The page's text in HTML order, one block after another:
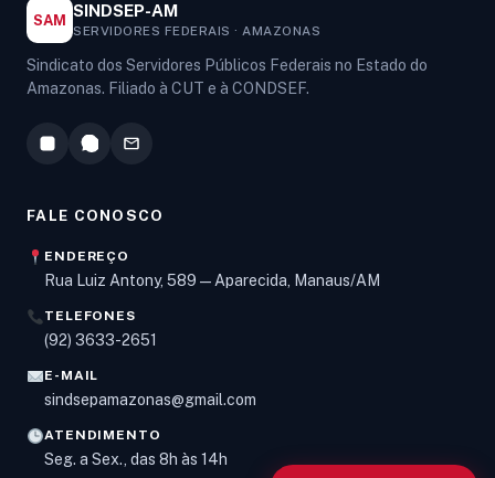
SAM SINDSEP-AM
SERVIDORES FEDERAIS · AMAZONAS
Sindicato dos Servidores Públicos Federais no Estado do
Amazonas. Filiado à CUT e à CONDSEF.
FALE CONOSCO
ENDEREÇO
Rua Luiz Antony, 589 — Aparecida, Manaus/AM
TELEFONES
(92) 3633-2651
E-MAIL
sindsepamazonas@gmail.com
ATENDIMENTO
Seg. a Sex., das 8h às 14h
Olá! Digite um assunto e vou buscar em nossas